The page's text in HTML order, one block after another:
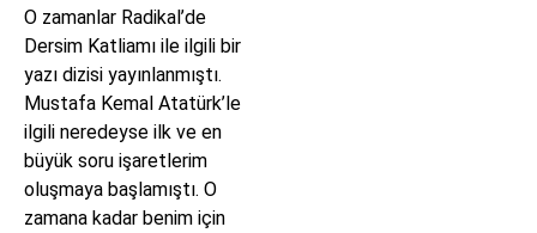
O zamanlar Radikal’de
Dersim Katliamı ile ilgili bir
yazı dizisi yayınlanmıştı.
Mustafa Kemal Atatürk’le
ilgili neredeyse ilk ve en
büyük soru işaretlerim
oluşmaya başlamıştı. O
zamana kadar benim için